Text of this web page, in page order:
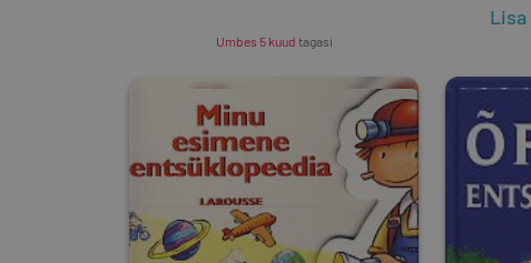
Umbes 5 kuud tagasi
Lisa